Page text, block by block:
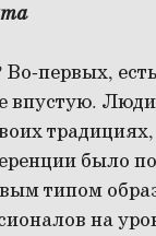
первых,
впустую.
было
типом
на